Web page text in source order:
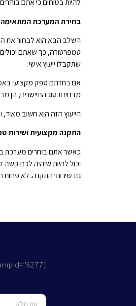
להיות בטוחים כי אתם
בחירת המערכת
השלב הבא הוא לבחור את
טמפרטורה, כך שאתם
שתקבלו ייעוץ אישי.
אם בחרתם ספק מקצועי
מבחינת סוג החיישנים, הן
הייעוץ הזה הוא חשוב
התקנה מקצועית ושירות
כאשר אתם בוחרים מערכת
יכול להיות שיהיה לכם
גם שירותי התקנה. לא פחות
[leadercf7 campid="6277"]